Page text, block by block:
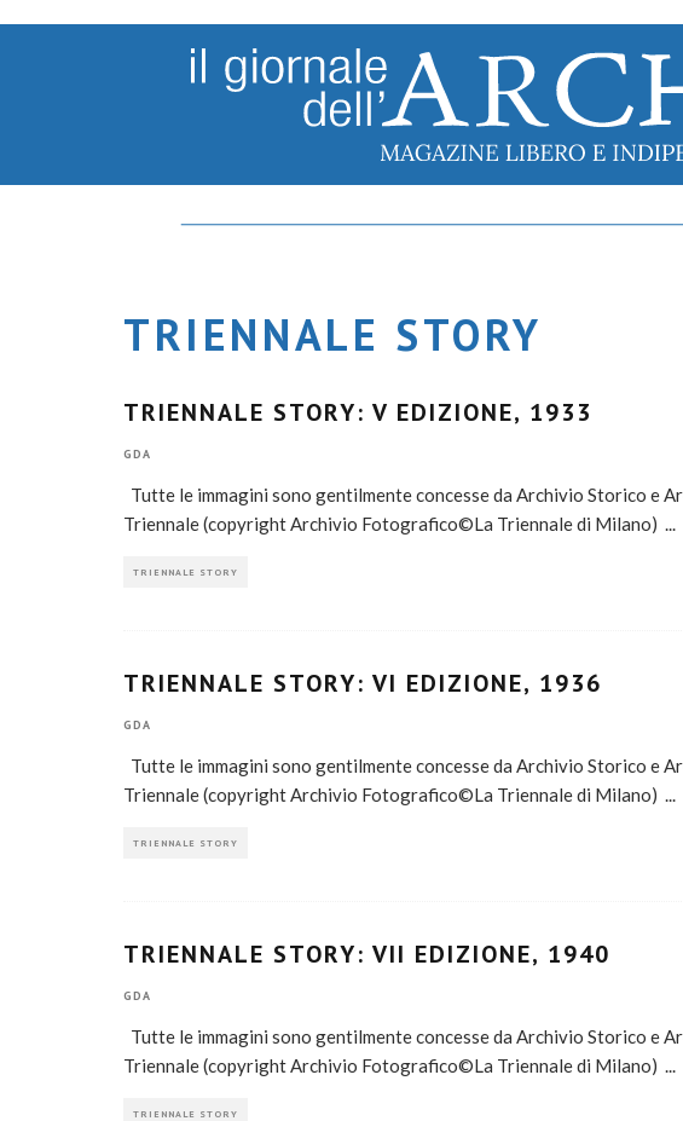
TRIENNALE STORY
TRIENNALE STORY: V EDIZIONE, 1933
GDA
Tutte le immagini sono gentilmente concesse da Archivio Storico e
Triennale (copyright Archivio Fotografico©La Triennale di Milano) ...
TRIENNALE STORY
TRIENNALE STORY: VI EDIZIONE, 1936
GDA
Tutte le immagini sono gentilmente concesse da Archivio Storico e
Triennale (copyright Archivio Fotografico©La Triennale di Milano) ...
TRIENNALE STORY
TRIENNALE STORY: VII EDIZIONE, 1940
GDA
Tutte le immagini sono gentilmente concesse da Archivio Storico e
Triennale (copyright Archivio Fotografico©La Triennale di Milano) ...
TRIENNALE STORY